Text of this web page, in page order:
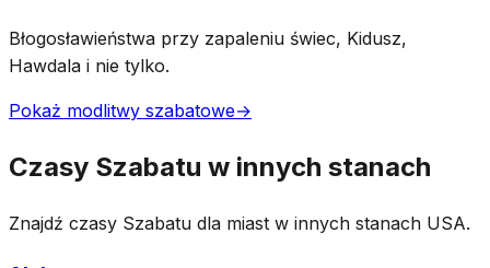
Błogosławieństwa przy zapaleniu świec, Kidusz,
Hawdala i nie tylko.
Pokaż modlitwy szabatowe→
Czasy Szabatu w innych stanach
Znajdź czasy Szabatu dla miast w innych stanach USA.